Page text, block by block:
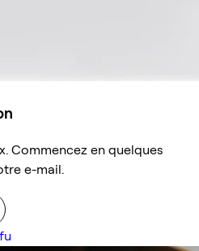
Commencez en quelques
e-mail.